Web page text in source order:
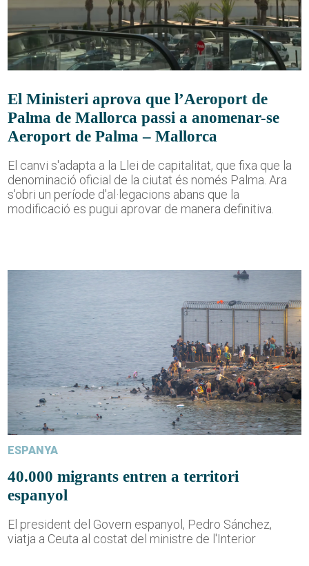
El Ministeri aprova que l’Aeroport de
Palma de Mallorca passi a anomenar-se
Aeroport de Palma – Mallorca
El canvi s'adapta a la Llei de capitalitat, que fixa que la
denominació oficial de la ciutat és només Palma. Ara
s'obri un període d'al·legacions abans que la
modificació es pugui aprovar de manera definitiva.
ESPANYA
40.000 migrants entren a territori
espanyol
El president del Govern espanyol, Pedro Sánchez,
viatja a Ceuta al costat del ministre de l'Interior